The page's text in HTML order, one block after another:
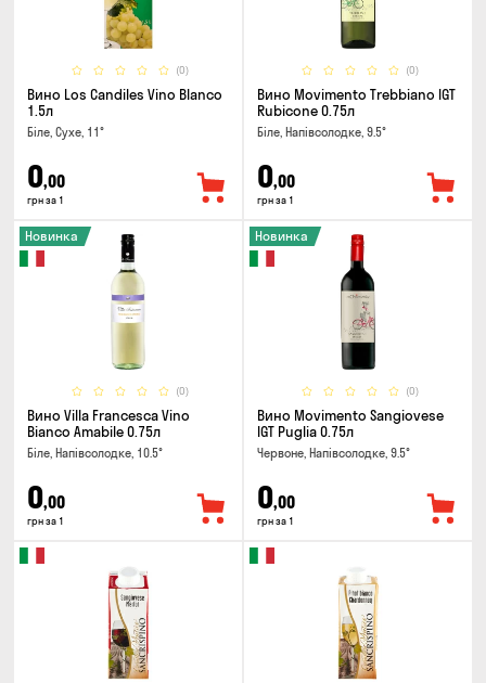
(0)
Вино Los Candiles Vino Blanco
1.5л
Біле, Сухе, 11°
0,00
грн за 1
(0)
Вино Movimento Trebbiano IGT
Rubicone 0.75л
Біле, Напівсолодке, 9.5°
0,00
грн за 1
(0)
Новинка
Вино Villa Francesca Vino
Bianco Amabile 0.75л
Біле, Напівсолодке, 10.5°
0,00
грн за 1
(0)
Новинка
Вино Movimento Sangiovese
IGT Puglia 0.75л
Червоне, Напівсолодке, 9.5°
0,00
грн за 1